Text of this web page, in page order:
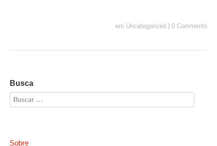
em Uncategorized 0 Comments
Busca
Sobre